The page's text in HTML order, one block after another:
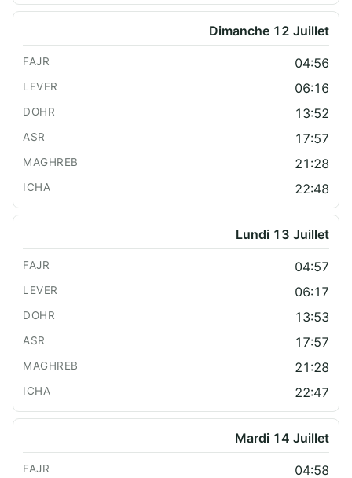
Dimanche 12 Juillet
04:56
06:16
13:52
17:57
21:28
22:48
Lundi 13 Juillet
04:57
06:17
13:53
17:57
21:28
22:47
Mardi 14 Juillet
04:58